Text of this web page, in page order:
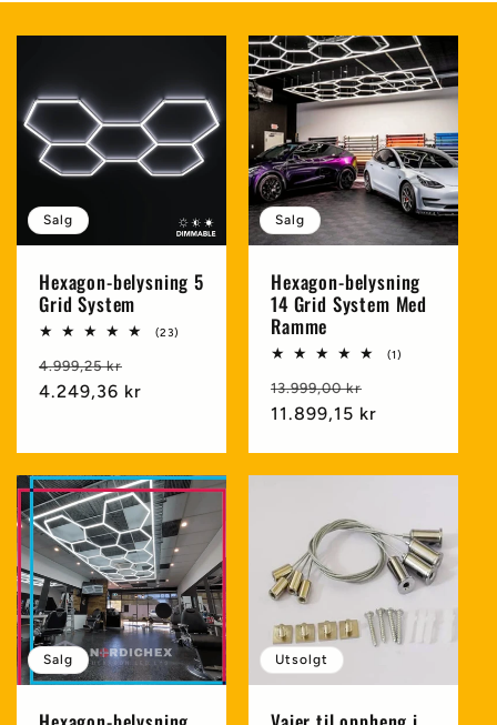
Salg
Hexagon-belysning 5
Grid System
(23)
Vanlig
pris
4.999,25 kr
4.249,36 kr
Salg
Hexagon-belysning
14 Grid System Med
Ramme
(1)
Vanlig
pris
13.999,00 kr
11.899,15 kr
Salg Utsolgt